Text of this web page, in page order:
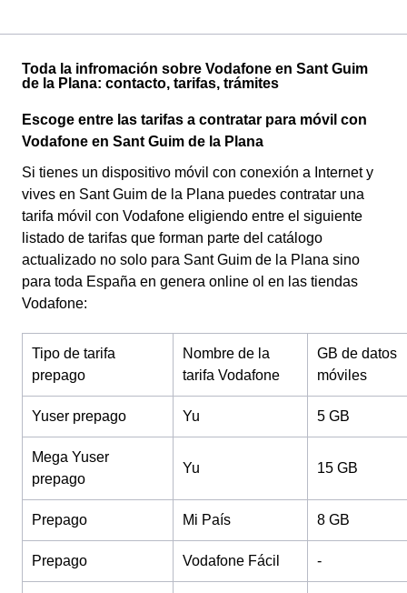
Toda la infromación sobre Vodafone en Sant Guim
de la Plana: contacto, tarifas, trámites
Escoge entre las tarifas a contratar para móvil con
Vodafone en Sant Guim de la Plana
Si tienes un dispositivo móvil con conexión a Internet y
vives en Sant Guim de la Plana puedes contratar una
tarifa móvil con Vodafone eligiendo entre el siguiente
listado de tarifas que forman parte del catálogo
actualizado no solo para Sant Guim de la Plana sino
para toda España en genera online ol en las tiendas
Vodafone:
Tipo de tarifa
prepago
Nombre de la
tarifa Vodafone
GB de datos
móviles
Yuser prepago Yu 5 GB
Mega Yuser
prepago
Yu 15 GB
Prepago Mi País 8 GB
Prepago Vodafone Fácil -